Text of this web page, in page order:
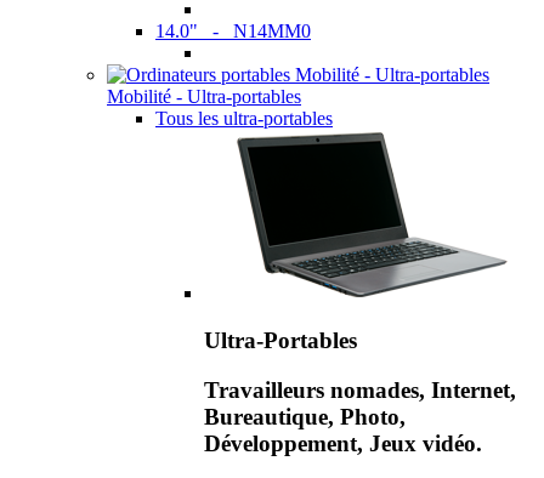
14.0" - N14MM0
Mobilité - Ultra-portables
Tous les ultra-portables
Ultra-Portables
Travailleurs nomades, Internet,
Bureautique, Photo,
Développement, Jeux vidéo.